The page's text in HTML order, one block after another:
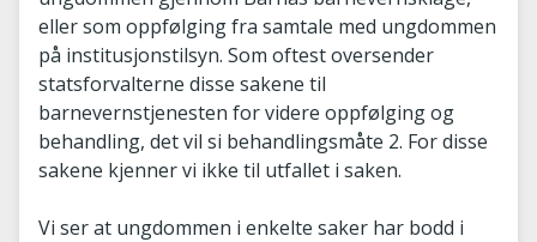
eller som oppfølging fra samtale med ungdommen
på institusjonstilsyn. Som oftest oversender
statsforvalterne disse sakene til
barnevernstjenesten for videre oppfølging og
behandling, det vil si behandlingsmåte 2. For disse
sakene kjenner vi ikke til utfallet i saken.
Vi ser at ungdommen i enkelte saker har bodd i